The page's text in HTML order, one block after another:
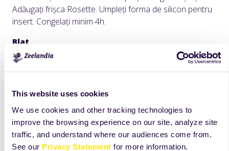
This website uses cookies
We use cookies and other tracking technologies to
improve the browsing experience on our site, analyze site
traffic, and understand where our audiences come from.
See our Privacy Statement for more information.
Adăugați frișca Rosette. Umpleți forma de silicon pentru
insert. Congelați minim 4h.
Blat
Mixați ingredientele cu telul, la viteză medie, timp de 5
Coaceți la 190-200°C, 10-12 minute. Este gata atunci
când suprafața devine netedă, iar la atingere, nu se
lipește de degete. Tăiați baza de blat de 20x6cm.
Crumble